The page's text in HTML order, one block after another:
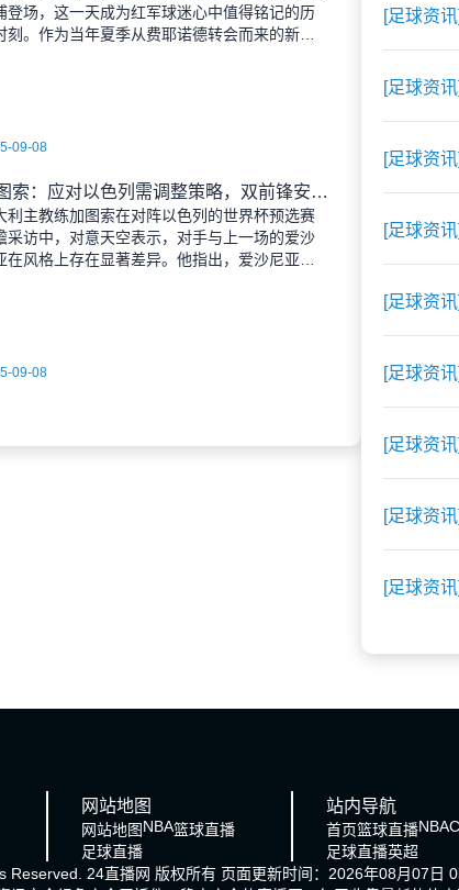
登场，这一天成为红军球迷心中值得铭记的历
刻。作为当年夏季从费耶诺德转会而来的新
09-08
加图索：应对以色列需调整策略，双前锋安排待明日定夺
利主教练加图索在对阵以色列的世界杯预选赛
采访中，对意天空表示，对手与上一场的爱沙
在风格上存在显著差异。他指出，爱沙尼亚更
09-08
[足球资
[足球资
[足球资讯]
[足球资
[足球资
[足球资讯]
[足球资讯]
[足球资
[足球资
网站地图
网站地图NBA篮球直播
足球直播
站内导航
首页篮球直播NBA
足球直播英超
Reserved. 24直播网 版权所有 页面更新时间：2026年08月07日